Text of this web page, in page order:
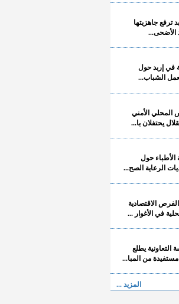
ترفع جاهزيتها
الأضحى...
في إربد حول
الشباب...
المحلي الأمني
يحتفلان با...
الأطباء حول
الرعاية الصح...
الاقتصادية
في الأغوار ...
التعاونية يطلع
من المبا...
المزيد ...